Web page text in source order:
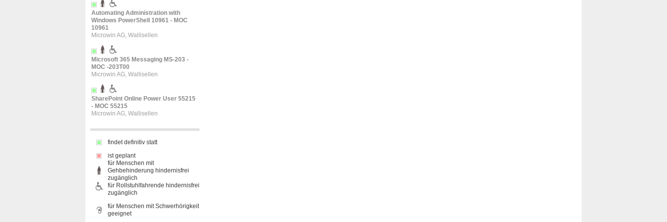
Automating Administration with
Windows PowerShell 10961 - MOC
10961
Microwin AG, Wallisellen
Microsoft 365 Messaging MS-203 -
MOC -203T00
Microwin AG, Wallisellen
SharePoint Online Power User 55215
- MOC 55215
Microwin AG, Wallisellen
findet definitiv statt
ist geplant
für Menschen mit
Gehbehinderung hindernisfrei
zugänglich
für Rollstuhlfahrende hindernisfrei
zugänglich
für Menschen mit Schwerhörigkeit
geeignet